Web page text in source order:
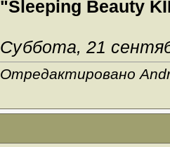
"Sleeping Beauty
Суббота, 21
Отредактировано